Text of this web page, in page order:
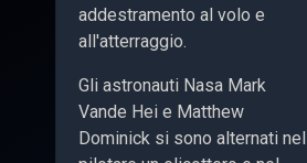
addestramento al volo e
all'atterraggio.
Gli astronauti Nasa Mark
Vande Hei e Matthew
Dominick si sono alternati nel